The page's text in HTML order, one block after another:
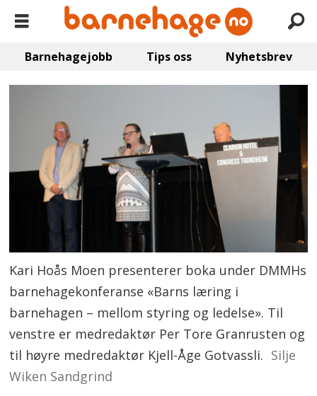
Barnehagejobb Tips oss Nyhetsbrev
Kari Hoås Moen presenterer boka under DMMHs
barnehagekonferanse «Barns læring i
barnehagen – mellom styring og ledelse». Til
venstre er medredaktør Per Tore Granrusten og
til høyre medredaktør Kjell-Åge Gotvassli. Silje
Wiken Sandgrind